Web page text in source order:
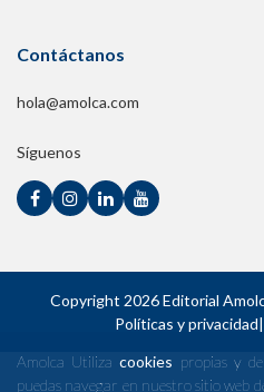
Contáctanos
hola@amolca.com
Síguenos
Copyright 2026 Editorial
Políticas y privacidad
Amolca Utilizacookies propias y
puedas navegar en nuestro sitio web